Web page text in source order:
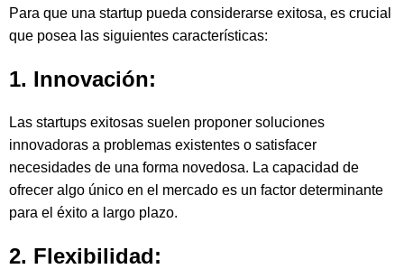
Para que una startup pueda considerarse exitosa, es crucial
que posea las siguientes características:
1. Innovación:
Las startups exitosas suelen proponer soluciones
innovadoras a problemas existentes o satisfacer
necesidades de una forma novedosa. La capacidad de
ofrecer algo único en el mercado es un factor determinante
para el éxito a largo plazo.
2. Flexibilidad: